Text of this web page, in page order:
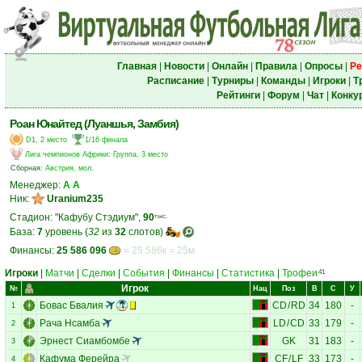
Главная| Новости| Онлайн| Правила| Опросы|
Расписание| Турниры| Команды| Игроки|
Рейтинги| Форум Чат|
Роан Юнайтед (Луаншья, Замбия)
D1, 2 место
1/16 финала
Лига чемпионов Африки: Группа, 3 место
Сборная: Австрия, мол.
Менеджер: А А
Ник:
Uranium235
Стадион: "Кафубу Стэдиум", 90тыс.
База: 7 уровень (32 из 32 слотов)
Финансы: 25 586 096
= 25 586к = 25м
Игроки
Матчи Сделки События Финансы Статистика Трофеи 41
№ Игрок Нац Поз В С У
1 Бовас Бвалия CD/RD 34 180 -
2 Рача Нсамба LD/CD 33 179 -
3 Эрнест Сиамбомбе GK 31 183 -
4 Кафума Ферейра CF/LF 33 173 -